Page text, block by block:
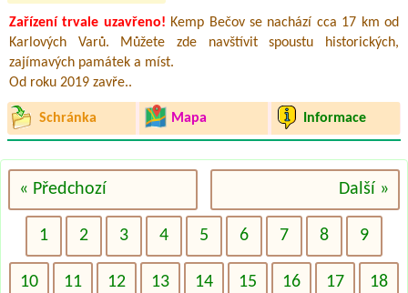
Zařízení trvale uzavřeno! Kemp Bečov se nachází cca 17 km od
Karlových Varů. Můžete zde navštívit spoustu historických,
zajímavých památek a míst.
Od roku 2019 zavře..
Schránka Mapa Informace
« Předchozí Další »
1 2 3 4 5 6 7 8 9
10 11 12 13 14 15 16 17 18